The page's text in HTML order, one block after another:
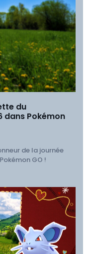
du
dans Pokémon
de la journée
GO !